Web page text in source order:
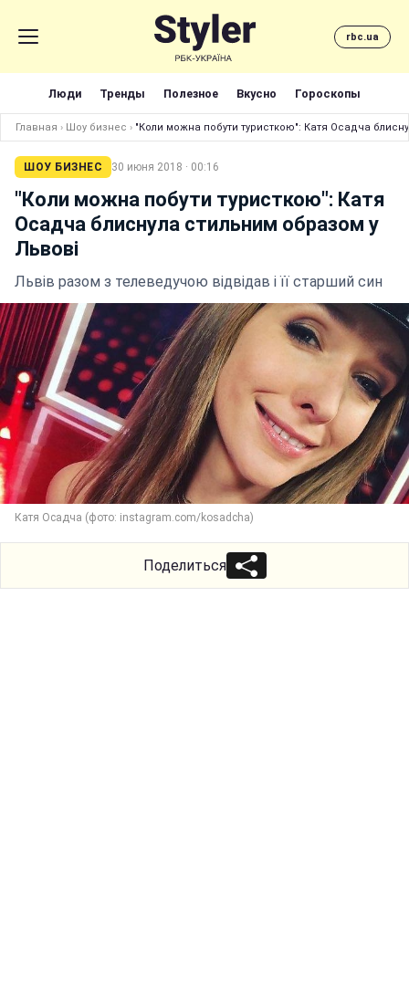
rbc.ua
Люди Тренды Полезное Вкусно Гороскопы
Главная › Шоу бизнес › "Коли можна побути туристкою": Катя Осадча
ШОУ БИЗНЕС 30 июня 2018 · 00:16
"Коли можна побути туристкою": Катя
Осадча блиснула стильним образом у
Львові
Львів разом з телеведучою відвідав і її старший син
Катя Осадча (фото: instagram.com/kosadcha)
Поделиться